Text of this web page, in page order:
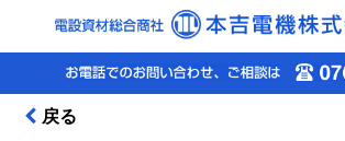
戻る